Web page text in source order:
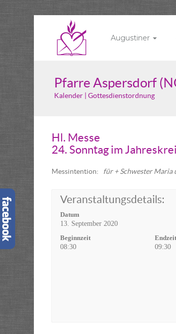
Augustiner
Pfarre Aspersdorf
Kalender | Gottesdienstordnung
Hl. Messe
24. Sonntag im
Messintention: für + Schwester Maria
Veranstaltungsdetails:
Datum
13. September 2020
Beginnzeit
08:30
Endzeit
09:30